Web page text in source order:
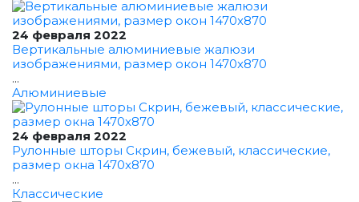
24 февраля 2022
Вертикальные алюминиевые жалюзи
изображениями, размер окон 1470x870
...
Алюминиевые
24 февраля 2022
Рулонные шторы Скрин, бежевый, классические,
размер окна 1470x870
...
Классические